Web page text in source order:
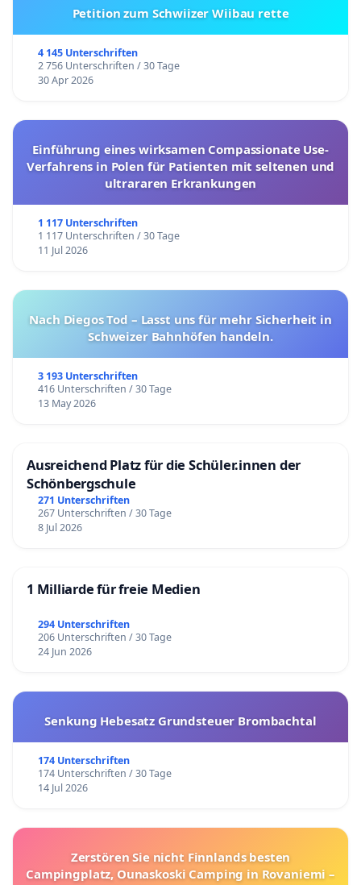
Petition zum Schwiizer Wiibau rette
4 145 Unterschriften
2 756 Unterschriften / 30 Tage
30 Apr 2026
Einführung eines wirksamen Compassionate Use-
Verfahrens in Polen für Patienten mit seltenen und
ultrararen Erkrankungen
1 117 Unterschriften
1 117 Unterschriften / 30 Tage
11 Jul 2026
Nach Diegos Tod – Lasst uns für mehr Sicherheit in
Schweizer Bahnhöfen handeln.
3 193 Unterschriften
416 Unterschriften / 30 Tage
13 May 2026
Ausreichend Platz für die Schüler.innen der
Schönbergschule
271 Unterschriften
267 Unterschriften / 30 Tage
8 Jul 2026
1 Milliarde für freie Medien
294 Unterschriften
206 Unterschriften / 30 Tage
24 Jun 2026
Senkung Hebesatz Grundsteuer Brombachtal
174 Unterschriften
174 Unterschriften / 30 Tage
14 Jul 2026
Zerstören Sie nicht Finnlands besten
Campingplatz, Ounaskoski Camping in Rovaniemi –